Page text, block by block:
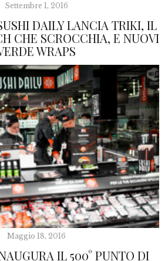
Settembre 1, 2016
DAILY LANCIA TRIKI, IL
CHE SCROCCHIA, E NUOVI
WRAPS
Maggio 18, 2016
IL 500° PUNTO DI